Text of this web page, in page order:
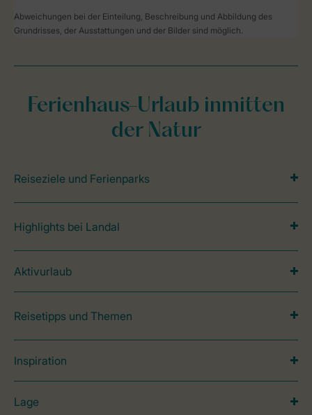
Abweichungen bei der Einteilung, Beschreibung und Abbildung des
Grundrisses, der Ausstattungen und der Bilder sind möglich.
Ferienhaus-Urlaub inmitten
der Natur
Reiseziele und Ferienparks
Highlights bei Landal
Aktivurlaub
Reisetipps und Themen
Inspiration
Lage